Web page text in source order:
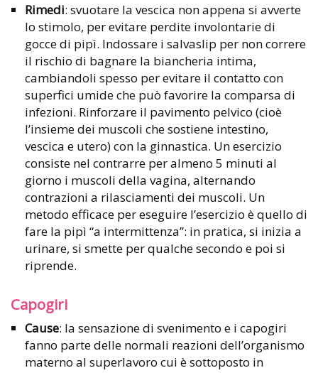
Rimedi: svuotare la vescica non appena si avverte
lo stimolo, per evitare perdite involontarie di
gocce di pipì. Indossare i salvaslip per non correre
il rischio di bagnare la biancheria intima,
cambiandoli spesso per evitare il contatto con
superfici umide che può favorire la comparsa di
infezioni. Rinforzare il pavimento pelvico (cioè
l’insieme dei muscoli che sostiene intestino,
vescica e utero) con la ginnastica. Un esercizio
consiste nel contrarre per almeno 5 minuti al
giorno i muscoli della vagina, alternando
contrazioni a rilasciamenti dei muscoli. Un
metodo efficace per eseguire l’esercizio è quello di
fare la pipì “a intermittenza”: in pratica, si inizia a
urinare, si smette per qualche secondo e poi si
riprende.
Capogiri
Cause: la sensazione di svenimento e i capogiri
fanno parte delle normali reazioni dell’organismo
materno al superlavoro cui è sottoposto in